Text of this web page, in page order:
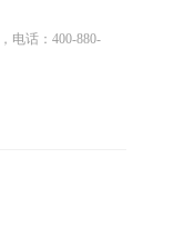
电话：400-880-